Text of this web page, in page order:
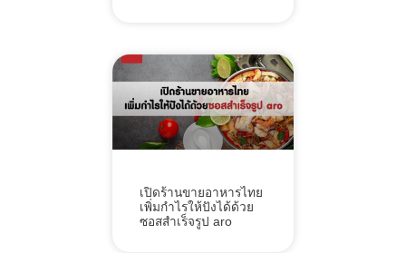
เปิดร้านขายอาหารไทย
เพิ่มกำไรให้ปังได้ด้วย
ซอสสำเร็จรูป aro